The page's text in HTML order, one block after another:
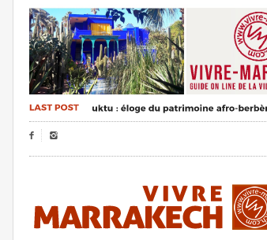
 